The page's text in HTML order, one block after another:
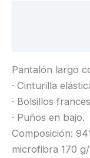
Pantalón largo
· Cinturilla
· Bolsillos
· Puños en bajo.
Composición:
microfibra 170 g/